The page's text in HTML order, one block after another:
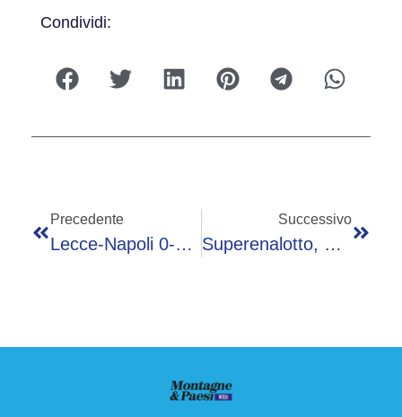
Condividi:
Precedente
Lecce-Napoli 0-1, Gol Di Raspadori E Conte Vede Lo Scudetto
Successivo
Superenalotto, Numeri Combinazione Vincente Oggi 3 Maggio